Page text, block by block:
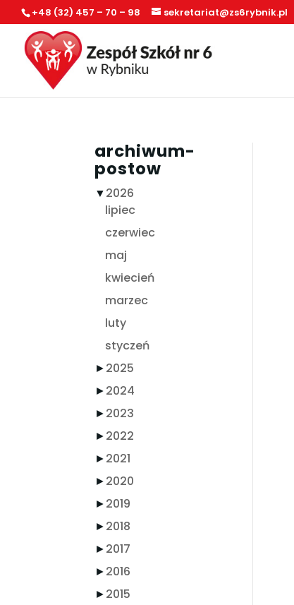
+48 (32) 457 – 70 – 98 sekretariat@zs6rybnik.pl
archiwum-
postow
▼2026
lipiec
czerwiec
maj
kwiecień
marzec
luty
styczeń
►2025
►2024
►2023
►2022
►2021
►2020
►2019
►2018
►2017
►2016
►2015